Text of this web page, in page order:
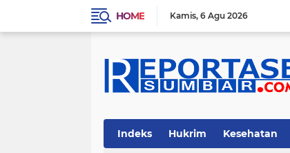
HOME Kamis 6 Agu 2026
Indeks Hukrim Kesehatan